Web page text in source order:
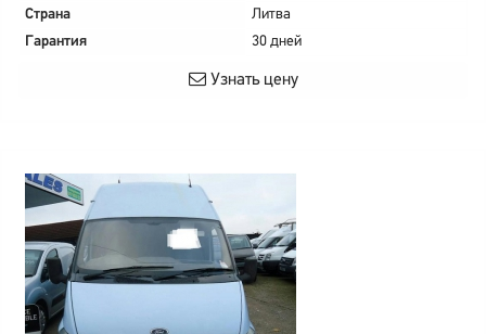
Страна
Литва
Гарантия
30 дней
Узнать цену